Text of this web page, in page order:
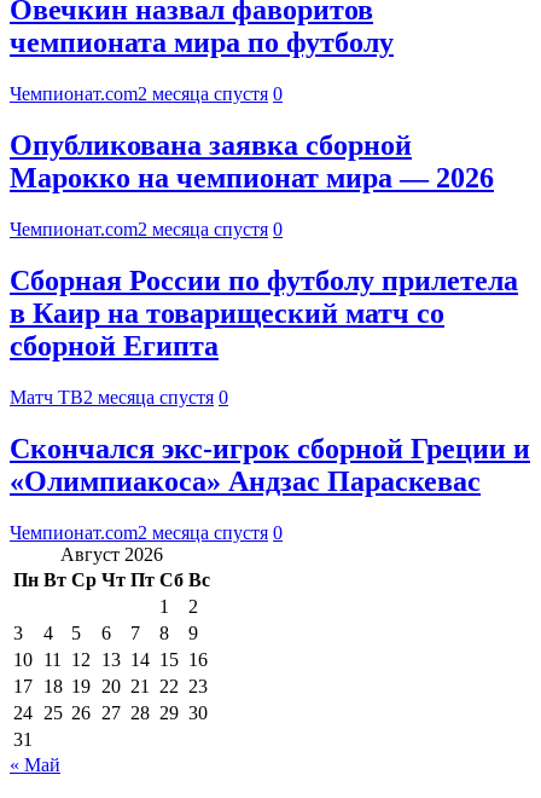
Овечкин назвал фаворитов
чемпионата мира по футболу
Чемпионат.com2 месяца спустя 0
Опубликована заявка сборной
Марокко на чемпионат мира — 2026
Чемпионат.com2 месяца спустя 0
Сборная России по футболу прилетела
в Каир на товарищеский матч со
сборной Египта
Матч ТВ2 месяца спустя 0
Скончался экс-игрок сборной Греции и
«Олимпиакоса» Андзас Параскевас
Чемпионат.com2 месяца спустя 0
Август 2026
Пн Вт Ср Чт Пт Сб Вс
1
2
3
4 5 6 7 8
9
10 11 12 13 14 15 16
17 18 19 20 21 22 23
24 25 26 27 28 29 30
31
« Май